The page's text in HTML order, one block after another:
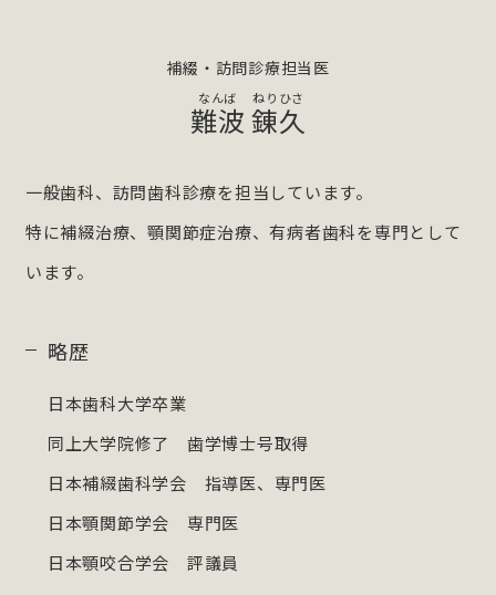
補綴・訪問診療担当医
難波 錬久
一般歯科、訪問歯科診療を担当しています。
特に補綴治療、顎関節症治療、有病者歯科を専門として
います。
略歴
日本歯科大学卒業
同上大学院修了 歯学博士号取得
日本補綴歯科学会 指導医、専門医
日本顎関節学会 専門医
日本顎咬合学会 評議員